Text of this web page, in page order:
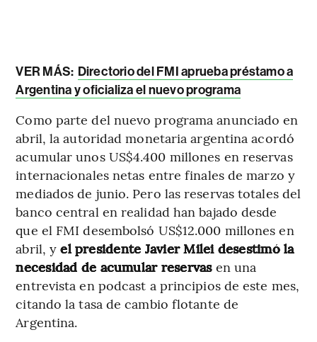
VER MÁS: Directorio del FMI aprueba préstamo a
Argentina y oficializa el nuevo programa
Como parte del nuevo programa anunciado en
abril, la autoridad monetaria argentina acordó
acumular unos US$4.400 millones en reservas
internacionales netas entre finales de marzo y
mediados de junio. Pero las reservas totales del
banco central en realidad han bajado desde
que el FMI desembolsó US$12.000 millones en
abril, yel presidente Javier Milei desestimó la
necesidad de acumular reservasen una
entrevista en podcast a principios de este mes,
citando la tasa de cambio flotante de
Argentina.